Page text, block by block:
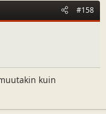
#158
kuin